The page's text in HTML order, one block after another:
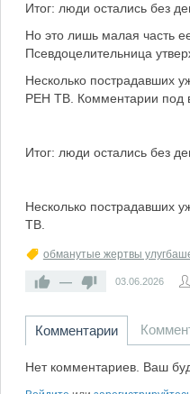
Итог: люди остались без
Но это лишь малая часть
Псевдоцелительница
Несколько пострадавших
РЕН ТВ. Комментарии под
Итог: люди остались без
Несколько пострадавших
ТВ.
обманутые жертвы
— 03.06.2026
Комментарии
Нет комментариев. Ваш